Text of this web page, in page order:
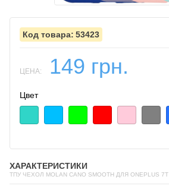
53423
ЦЕНА: 149 грн.
Цвет
ХАРАКТЕРИСТИКИ
ТПУ ЧЕХОЛ MOLAN CANO SMOOTH ДЛЯ ONEPLUS 7T